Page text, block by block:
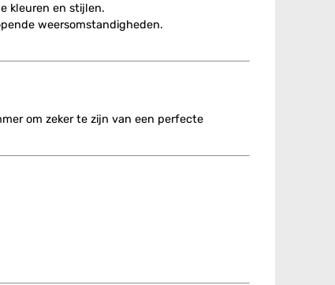
kleuren en stijlen.
weersomstandigheden.
om zeker te zijn van een perfecte